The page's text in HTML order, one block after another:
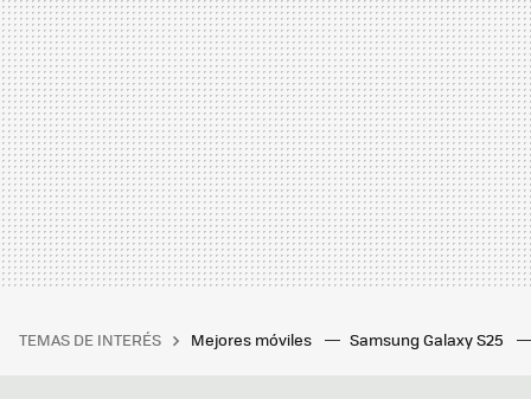
TEMAS DE INTERÉS Mejores móviles Samsung Galaxy S25